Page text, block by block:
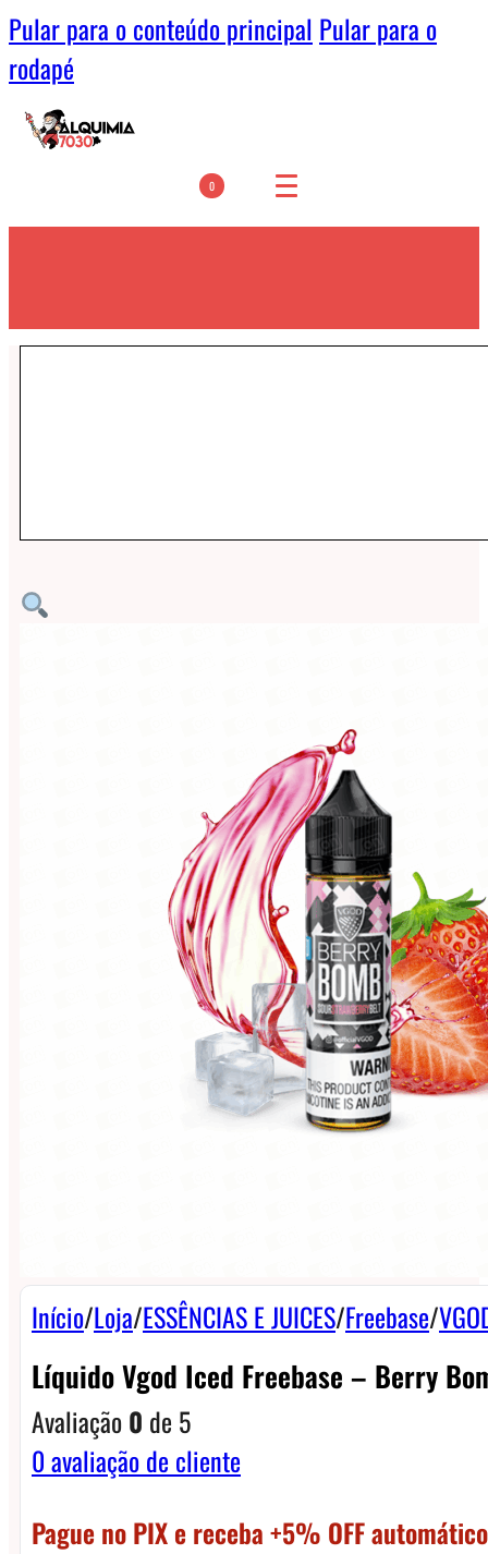
Pular para o conteúdo principal Pular para o
rodapé
0
Início/Loja/ESSÊNCIAS E JUICES/Freebase/
Líquido Vgod Iced Freebase – Berry
Avaliação0 de 5
0avaliação de cliente
Pague no PIX e receba +5% OFF